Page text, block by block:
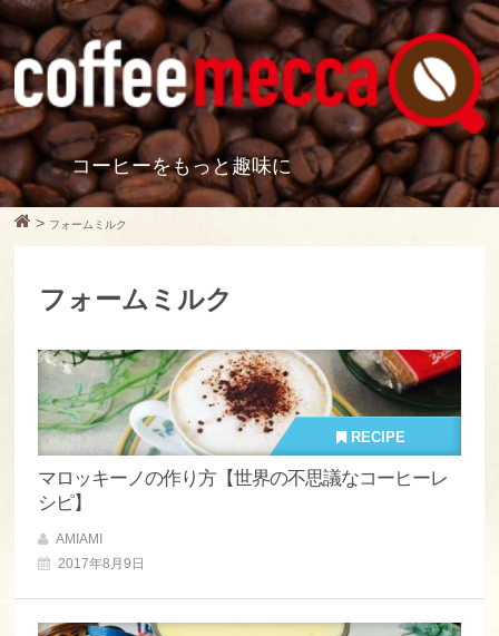
コーヒーをもっと趣味に
> フォームミルク
フォームミルク
RECIPE
マロッキーノの作り方【世界の不思議なコーヒーレ
シピ】
AMIAMI
2017年8月9日